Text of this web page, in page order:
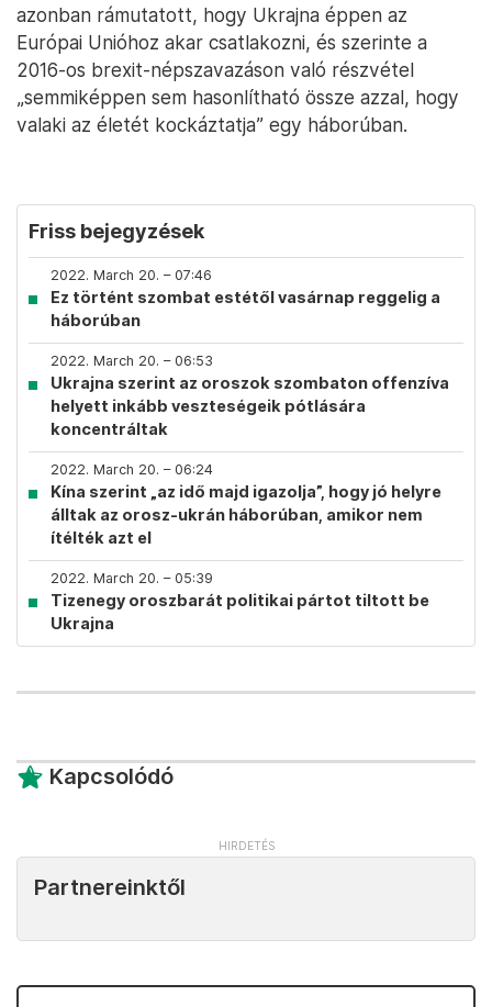
azonban rámutatott, hogy Ukrajna éppen az
Európai Unióhoz akar csatlakozni, és szerinte a
2016-os brexit-népszavazáson való részvétel
„semmiképpen sem hasonlítható össze azzal, hogy
valaki az életét kockáztatja” egy háborúban.
Friss bejegyzések
2022. March 20. – 07:46
Ez történt szombat estétől vasárnap reggelig a
háborúban
2022. March 20. – 06:53
Ukrajna szerint az oroszok szombaton offenzíva
helyett inkább veszteségeik pótlására
koncentráltak
2022. March 20. – 06:24
Kína szerint „az idő majd igazolja”, hogy jó helyre
álltak az orosz-ukrán háborúban, amikor nem
ítélték azt el
2022. March 20. – 05:39
Tizenegy oroszbarát politikai pártot tiltott be
Ukrajna
Kapcsolódó
Partnereinktől